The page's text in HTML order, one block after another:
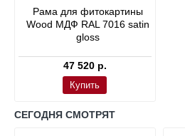
Рама для фитокартины
Wood МДФ RAL 7016 satin
gloss
47 520 р.
Купить
СЕГОДНЯ СМОТРЯТ